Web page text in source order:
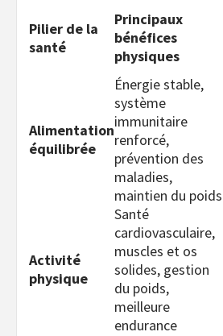
Pilier de la
santé
Principaux
bénéfices
physiques
Alimentation
équilibrée
Énergie stable,
système
immunitaire
renforcé,
prévention des
maladies,
maintien du poids
Activité
physique
Santé
cardiovasculaire,
muscles et os
solides, gestion
du poids,
meilleure
endurance